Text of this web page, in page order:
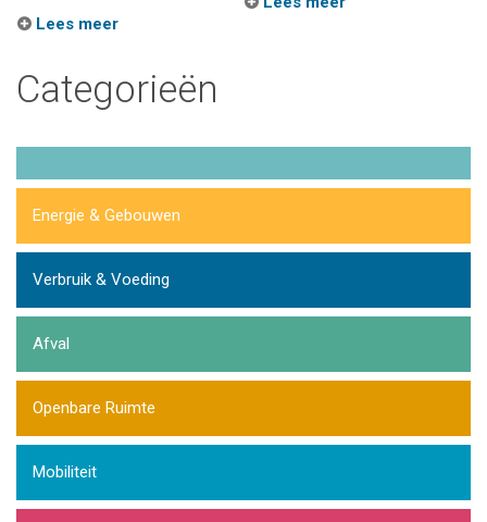
Lees meer
Categorieën
Energie & Gebouwen
Verbruik & Voeding
Afval
Openbare Ruimte
Mobiliteit